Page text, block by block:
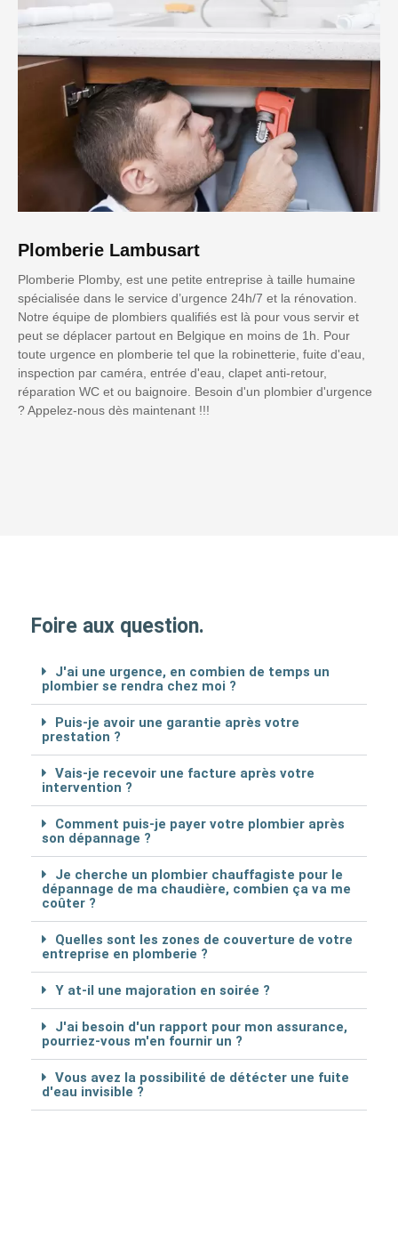
Plomberie Lambusart
Plomberie Plomby, est une petite entreprise à taille humaine
spécialisée dans le service d’urgence 24h/7 et la rénovation.
Notre équipe de plombiers qualifiés est là pour vous servir et
peut se déplacer partout en Belgique en moins de 1h. Pour
toute urgence en plomberie tel que la robinetterie, fuite d'eau,
inspection par caméra, entrée d'eau, clapet anti-retour,
réparation WC et ou baignoire. Besoin d'un plombier d'urgence
? Appelez-nous dès maintenant !!!
Foire aux question.
J'ai une urgence, en combien de temps un
plombier se rendra chez moi ?
Puis-je avoir une garantie après votre
prestation ?
Vais-je recevoir une facture après votre
intervention ?
Comment puis-je payer votre plombier après
son dépannage ?
Je cherche un plombier chauffagiste pour le
dépannage de ma chaudière, combien ça va me
coûter ?
Quelles sont les zones de couverture de votre
entreprise en plomberie ?
Y at-il une majoration en soirée ?
J'ai besoin d'un rapport pour mon assurance,
pourriez-vous m'en fournir un ?
Vous avez la possibilité de détécter une fuite
d'eau invisible ?